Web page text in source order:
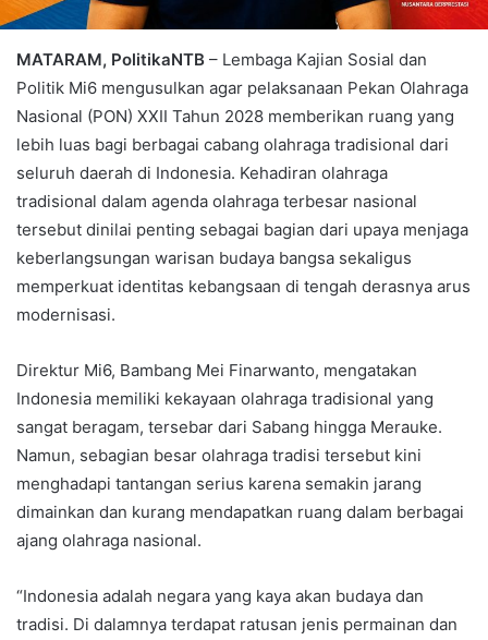
MATARAM, PolitikaNTB – Lembaga Kajian Sosial dan
Politik Mi6 mengusulkan agar pelaksanaan Pekan Olahraga
Nasional (PON) XXII Tahun 2028 memberikan ruang yang
lebih luas bagi berbagai cabang olahraga tradisional dari
seluruh daerah di Indonesia. Kehadiran olahraga
tradisional dalam agenda olahraga terbesar nasional
tersebut dinilai penting sebagai bagian dari upaya menjaga
keberlangsungan warisan budaya bangsa sekaligus
memperkuat identitas kebangsaan di tengah derasnya arus
modernisasi.
Direktur Mi6, Bambang Mei Finarwanto, mengatakan
Indonesia memiliki kekayaan olahraga tradisional yang
sangat beragam, tersebar dari Sabang hingga Merauke.
Namun, sebagian besar olahraga tradisi tersebut kini
menghadapi tantangan serius karena semakin jarang
dimainkan dan kurang mendapatkan ruang dalam berbagai
ajang olahraga nasional.
“Indonesia adalah negara yang kaya akan budaya dan
tradisi. Di dalamnya terdapat ratusan jenis permainan dan